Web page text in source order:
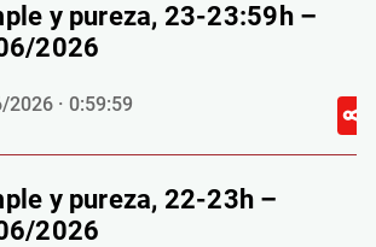
y pureza, 23-23:59h –
2026
· 0:59:59
y pureza, 22-23h –
2026